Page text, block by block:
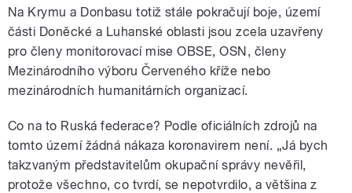
Na Krymu a Donbasu totiž stále pokračují boje, území
části Doněcké a Luhanské oblasti jsou zcela uzavřeny
pro členy monitorovací mise OBSE, OSN, členy
Mezinárodního výboru Červeného kříže nebo
mezinárodních humanitárních organizací.
Co na to Ruská federace? Podle oficiálních zdrojů na
tomto území žádná nákaza koronavirem není. „Já bych
takzvaným představitelům okupační správy nevěřil,
protože všechno, co tvrdí, se nepotvrdilo, a většina z